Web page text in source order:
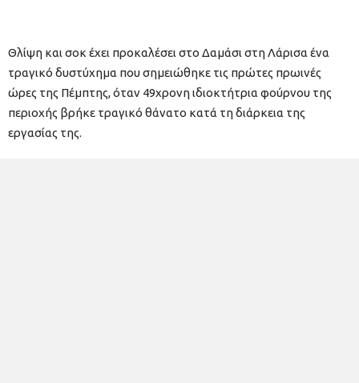
Θλίψη και σοκ έχει προκαλέσει στο Δαμάσι στη Λάρισα ένα
τραγικό δυστύχημα που σημειώθηκε τις πρώτες πρωινές
ώρες της Πέμπτης, όταν 49χρονη ιδιοκτήτρια φούρνου της
περιοχής βρήκε τραγικό θάνατο κατά τη διάρκεια της
εργασίας της.